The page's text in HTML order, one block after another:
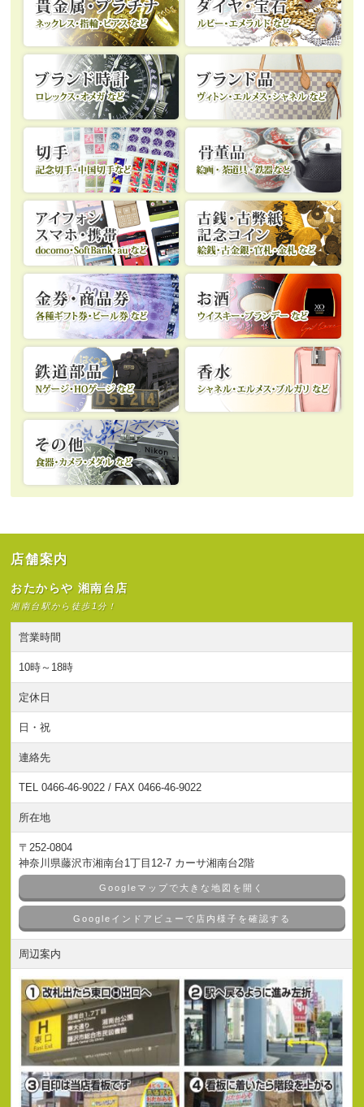
店舗案内
おたからや 湘南台店
湘南台駅から徒歩1分！
営業時間
10時～18時
定休日
日・祝
連絡先
TEL 0466-46-9022 / FAX 0466-46-9022
所在地
〒252-0804
神奈川県藤沢市湘南台1丁目12-7 カーサ湘南台2階
Googleマップで大きな地図を開く
Googleインドアビューで店内様子を確認する
周辺案内